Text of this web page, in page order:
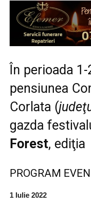
În perioada
pensiunea
Corlata (
gazda
Forest, ediţia
PROGRAM
1 Iulie 2022